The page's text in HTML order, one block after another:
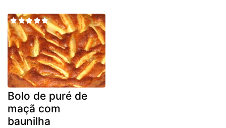
Bolo de puré de
maçã com
baunilha